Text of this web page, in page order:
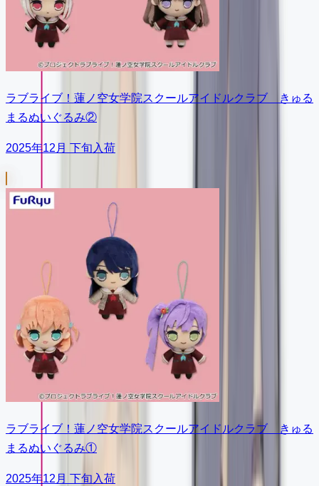
ラブライブ！蓮ノ空女学院スクールアイドルクラブ きゅる
まるぬいぐるみ②
2025年12月 下旬入荷
ラブライブ！蓮ノ空女学院スクールアイドルクラブ きゅる
まるぬいぐるみ①
2025年12月 下旬入荷